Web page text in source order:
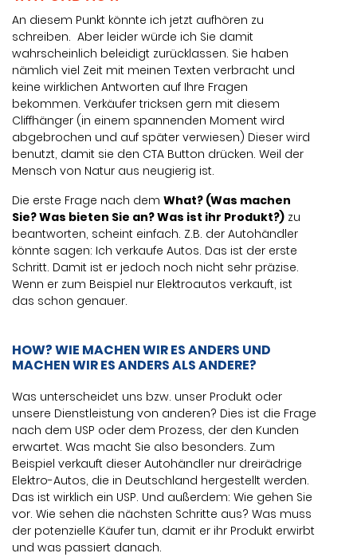
An diesem Punkt könnte ich jetzt aufhören zu
schreiben. Aber leider würde ich Sie damit
wahrscheinlich beleidigt zurücklassen. Sie haben
nämlich viel Zeit mit meinen Texten verbracht und
keine wirklichen Antworten auf Ihre Fragen
bekommen. Verkäufer tricksen gern mit diesem
Cliffhänger (in einem spannenden Moment wird
abgebrochen und auf später verwiesen) Dieser wird
benutzt, damit sie den CTA Button drücken. Weil der
Mensch von Natur aus neugierig ist.
Die erste Frage nach dem What? (Was machen
Sie? Was bieten Sie an? Was ist ihr Produkt?) zu
beantworten, scheint einfach. Z.B. der Autohändler
könnte sagen: Ich verkaufe Autos. Das ist der erste
Schritt. Damit ist er jedoch noch nicht sehr präzise.
Wenn er zum Beispiel nur Elektroautos verkauft, ist
das schon genauer.
HOW? WIE MACHEN WIR ES ANDERS UND
MACHEN WIR ES ANDERS ALS ANDERE?
Was unterscheidet uns bzw. unser Produkt oder
unsere Dienstleistung von anderen? Dies ist die Frage
nach dem USP oder dem Prozess, der den Kunden
erwartet. Was macht Sie also besonders. Zum
Beispiel verkauft dieser Autohändler nur dreirädrige
Elektro-Autos, die in Deutschland hergestellt werden.
Das ist wirklich ein USP. Und außerdem: Wie gehen Sie
vor. Wie sehen die nächsten Schritte aus? Was muss
der potenzielle Käufer tun, damit er ihr Produkt erwirbt
und was passiert danach.